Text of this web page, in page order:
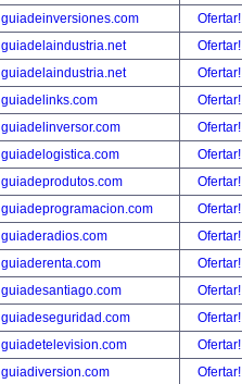
guiadeinversiones.com
Ofertar!
guiadelaindustria.net
Ofertar!
guiadelaindustria.net
Ofertar!
guiadelinks.com
Ofertar!
guiadelinversor.com
Ofertar!
guiadelogistica.com
Ofertar!
guiadeprodutos.com
Ofertar!
guiadeprogramacion.com
Ofertar!
guiaderadios.com
Ofertar!
guiaderenta.com
Ofertar!
guiadesantiago.com
Ofertar!
guiadeseguridad.com
Ofertar!
guiadetelevision.com
Ofertar!
guiadiversion.com
Ofertar!